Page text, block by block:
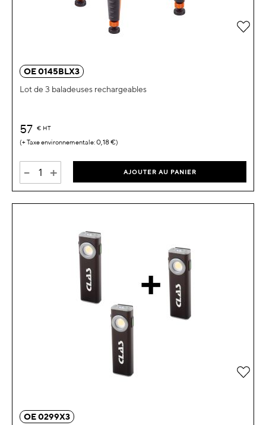
OE 0145BLX3
Lot de 3 baladeuses rechargeables
57 € HT
0,18 €
- + AJOUTER AU PANIER
OE 0299X3